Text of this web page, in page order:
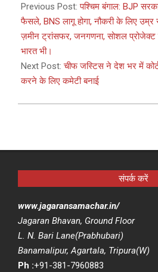
05-
12
Previous Post:पश्चिम बंगाल: BJP
फैसले, BNS लागू होगा, नौकरी के लिए उम्र
ज़मीन ट्रांसफर, जनगणना, सोशल प्रोजेक्ट
भारत भी।
Next Post:चीफ जस्टिस ने देश भर में
करने के लिए कमेटी बनाई
संपर्क करें
www.jagaransamachar.in/
Jagaran Bhavan, Ground Floor
L. N. Bari Lane(Prabhubari)
Banamalipur, Agartala, Tripura(W)
Ph :+91-381-7960883